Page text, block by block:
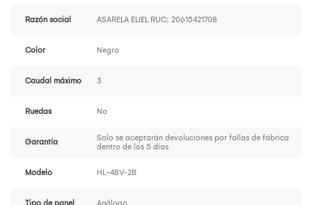
Razón social ASARELA ELIEL RUC: 20615421708
Color Negro
Caudal máximo 3
Ruedas No
Garantía
Solo se aceptarán devoluciones por fallas de fábrica
dentro de los 5 días
Modelo HL-48V-2B